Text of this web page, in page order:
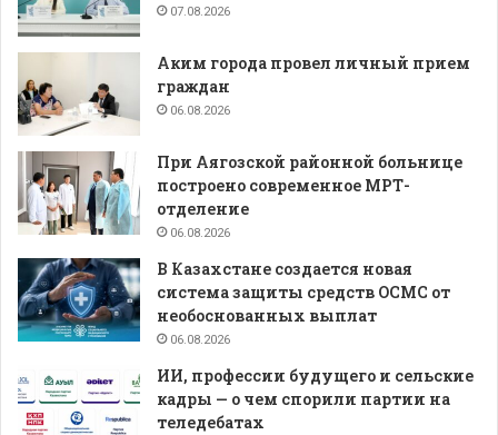
07.08.2026
Аким города провел личный прием
граждан
06.08.2026
При Аягозской районной больнице
построено современное МРТ-
отделение
06.08.2026
В Казахстане создается новая
система защиты средств ОСМС от
необоснованных выплат
06.08.2026
ИИ, профессии будущего и сельские
кадры — о чем спорили партии на
теледебатах